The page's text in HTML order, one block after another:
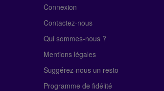
Connexion
Contactez-nous
Qui sommes-nous ?
Mentions légales
Suggérez-nous un resto
Programme de fidélité